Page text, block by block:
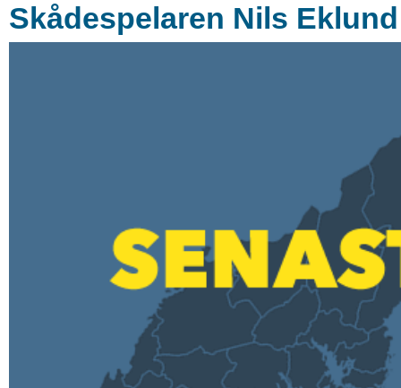
Skådespelaren Nils